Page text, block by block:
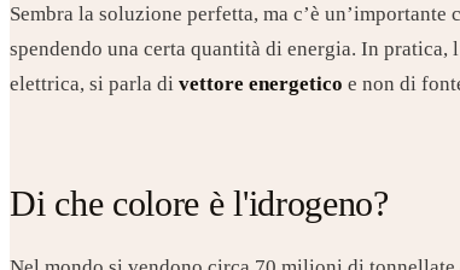
Sembra la soluzione perfetta, ma c’è
spendendo una certa quantità di energia. In pratica,
elettrica, si parla di vettore energetico e non di
Di che colore è l'idrogeno?